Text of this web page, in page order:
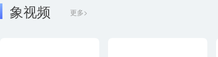
象视频 更多>